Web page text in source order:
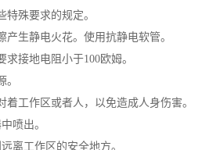
殊要求的规定。
生静电火花。使用抗静电软管。
接地电阻小于100欧姆。
工作区或者人，以免造成人身伤害。
喷出。
离工作区的安全地方。